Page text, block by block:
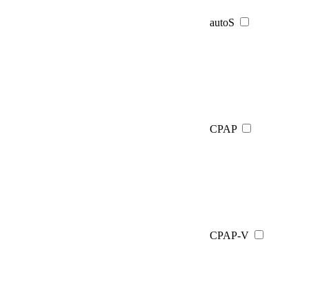
autoS
CPAP
CPAP-V